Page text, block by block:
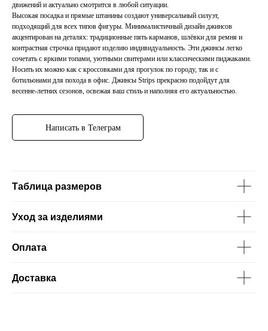
движений и актуально смотрится в любой ситуации.
Высокая посадка и прямые штанины создают универсальный силуэт,
подходящий для всех типов фигуры. Минималистичный дизайн джинсов
акцентирован на деталях: традиционные пять карманов, шлёвки для ремня и
контрастная строчка придают изделию индивидуальность. Эти джинсы легко
сочетать с яркими топами, уютными свитерами или классическими пиджаками.
Носить их можно как с кроссовками для прогулок по городу, так и с
ботильонами для похода в офис. Джинсы Strips прекрасно подойдут для
весенне-летних сезонов, освежая ваш стиль и наполняя его актуальностью.
Написать в Телеграм
Таблица размеров
Уход за изделиями
Оплата
Доставка